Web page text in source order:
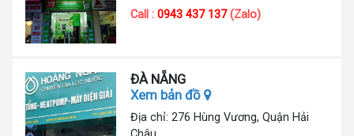
Call :0943 437 137(Zalo)
ĐÀ NẴNG
Xem bản đồ
Địa chỉ: 276 Hùng Vương, Quận Hải